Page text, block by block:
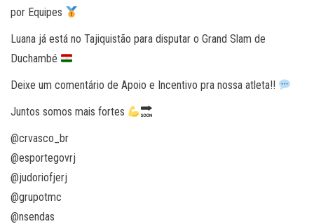
por Equipes
Luana já está no Tajiquistão para disputar o Grand Slam de
Duchambé
Deixe um comentário de Apoio e Incentivo pra nossa atleta!!
Juntos somos mais fortes
@crvasco_br
@esportegovrj
@judoriofjerj
@grupotmc
@nsendas